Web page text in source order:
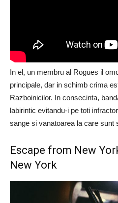
In el, un membru al Rogues il
principale, dar in schimb crima
Razboinicilor. In consecinta,
labirintic evitandu-i pe toti
sange si vanatoarea la care sunt
Escape from New
New York